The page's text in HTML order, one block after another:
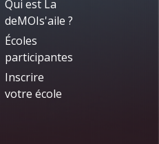
Qui est La
deMOIs'aile ?
Écoles
participantes
Inscrire
votre école